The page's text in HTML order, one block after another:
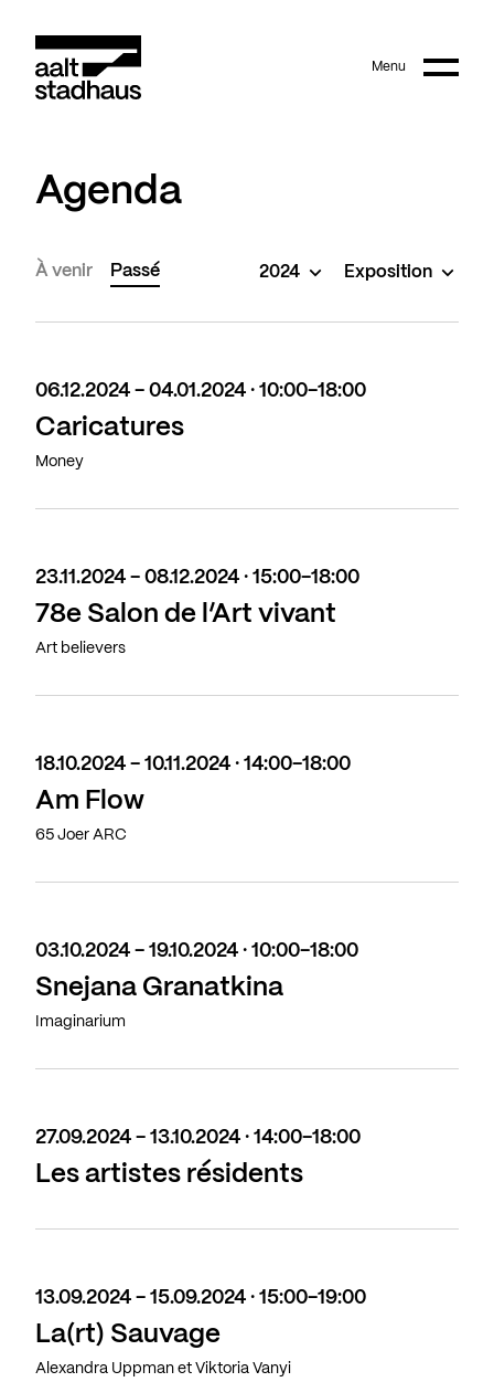
Main content Menu
Agenda
À venir Passé 2024 Exposition
06.12.2024 - 04.01.2024 · 10:00-18:00
Caricatures
Money
23.11.2024 - 08.12.2024 · 15:00-18:00
78e Salon de l’Art vivant
Art believers
18.10.2024 - 10.11.2024 · 14:00-18:00
Am Flow
65 Joer ARC
03.10.2024 - 19.10.2024 · 10:00-18:00
Snejana Granatkina
Imaginarium
27.09.2024 - 13.10.2024 · 14:00-18:00
Les artistes résidents
13.09.2024 - 15.09.2024 · 15:00-19:00
La(rt) Sauvage
Alexandra Uppman et Viktoria Vanyi